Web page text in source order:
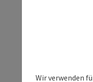
Wir verwenden